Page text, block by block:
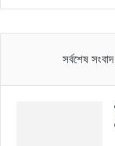
সর্বশেষ সংবাদ